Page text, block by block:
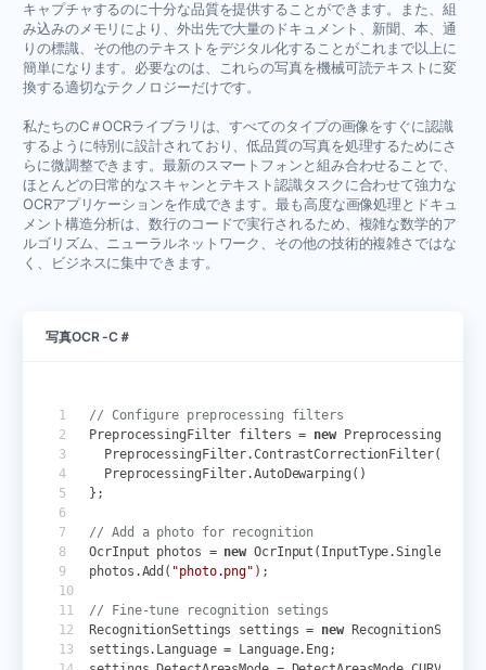
キャプチャするのに十分な品質を提供することができます。また、組
み込みのメモリにより、外出先で大量のドキュメント、新聞、本、通
りの標識、その他のテキストをデジタル化することがこれまで以上に
簡単になります。必要なのは、これらの写真を機械可読テキストに変
換する適切なテクノロジーだけです。
私たちのC＃OCRライブラリは、すべてのタイプの画像をすぐに認識
するように特別に設計されており、低品質の写真を処理するためにさ
らに微調整できます。最新のスマートフォンと組み合わせることで、
ほとんどの日常的なスキャンとテキスト認識タスクに合わせて強力な
OCRアプリケーションを作成できます。最も高度な画像処理とドキュ
メント構造分析は、数行のコードで実行されるため、複雑な数学的ア
ルゴリズム、ニューラルネットワーク、その他の技術的複雑さではな
く、ビジネスに集中できます。
写真OCR -C＃
// Configure preprocessing filters
PreprocessingFilter filters = new
PreprocessingFilter
PreprocessingFilter.ContrastCorrectionFilter(),
PreprocessingFilter.AutoDewarping ()
};
// Add a photo for recognition
OcrInput photos = new OcrInput ( InputType.SingleImage
photos .Add ( "photo.png" );
// Fine-tune recognition setings
RecognitionSettings
settings = new
settings. Language = Language. Eng ;